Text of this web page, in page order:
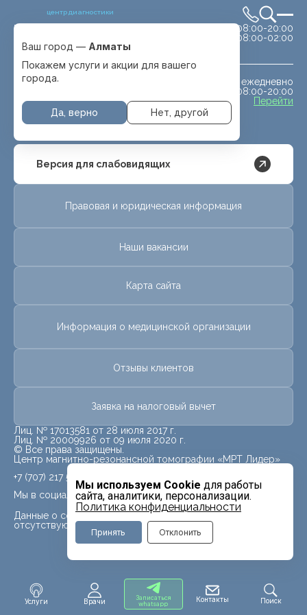
центр диагностики
Выбрать город
с. Отеген батыра
сб-вс 08:00-20:00
08:00-02:00
ежедневно
08:00-20:00
Перейти
Ваш город — Алматы
Покажем услуги и акции для вашего
города.
Да, верно Нет, другой
Услуги Врачи
Записаться
whatsapp
Контакты Поиск
Мы используем Cookie для работы
сайта, аналитики, персонализации.
Политика конфиденциальности
Принять Отклонить
Версия для слабовидящих
Правовая и юридическая информация
Наши вакансии
Карта сайта
Информация о медицинской организации
Отзывы клиентов
Заявка на налоговый вычет
Лиц. № 17013581 от 28 июля 2017 г.
Лиц. № 20009926 от 09 июля 2020 г.
© Все права защищены.
Центр магнитно-резонансной томографии «МРТ Лидер»
Мы в социальных сетях
Данные о социальных сетях для данного филиала
отсутствуют
+7 (707) 217 5840